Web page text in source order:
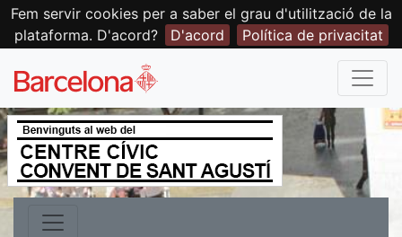
Fem servir cookies per a saber el grau d'utilització de la
plataforma. D'acord?
D'acord Política de privacitat